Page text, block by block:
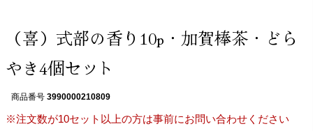
（喜）式部の香り10p・加賀棒茶・どら
やき4個セット
商品番号 3990000210809
※注文数が10セット以上の方は事前にお問い合わせください